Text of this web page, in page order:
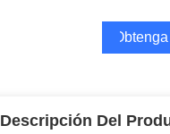
Descripción Del